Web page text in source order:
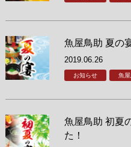
魚屋鳥助 夏の
2019.06.26
お知らせ 魚
魚屋鳥助 初夏
た！